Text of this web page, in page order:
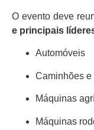
O evento deve
e principais
Automóveis
Caminhões e
Máquinas
Máquinas